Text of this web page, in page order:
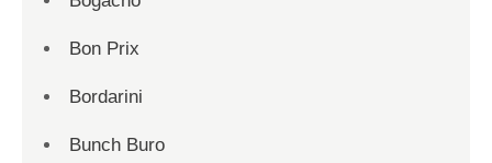
Bon Prix
Bordarini
Bunch Buro